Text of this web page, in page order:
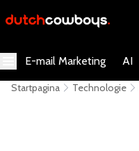
E-mail Marketing AI
Startpagina Technologie